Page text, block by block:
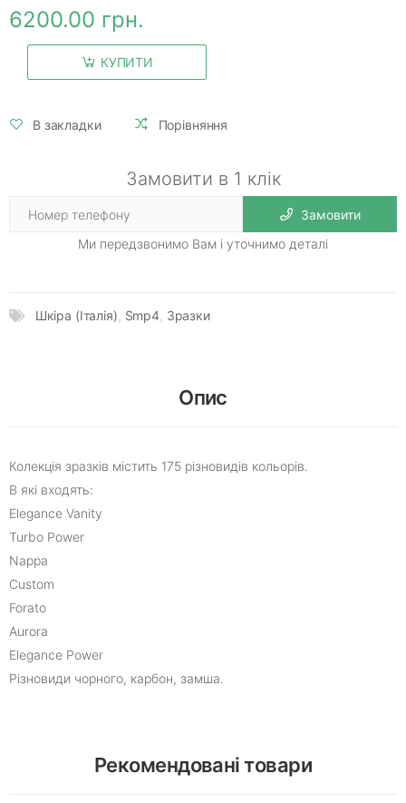
6200.00 грн.
КУПИТИ
В закладки Порівняння
Замовити в 1 клік
Замовити
Ми передзвонимо Вам і уточнимо деталі
Шкіра (Італія) Smp4, Зразки
Опис
Колекція зразків містить 175 різновидів кольорів.
В які входять:
Elegance Vanity
Turbo Power
Nappa
Custom
Forato
Aurora
Elegance Power
Різновиди чорного, карбон, замша.
Рекомендовані товари